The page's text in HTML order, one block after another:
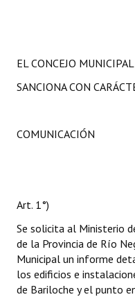
EL CONCEJO
SANCIONA CON
COMUNICACIÓN
Art. 1°)
Se solicita al Ministerio
de la Provincia de Río
Municipal un informe
los edificios e
de Bariloche y el punto